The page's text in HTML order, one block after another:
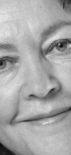
est
puis a été
du
Libanaise.
Assafir
en
sur les
de la Syrie,
et a été
régulière
arabes